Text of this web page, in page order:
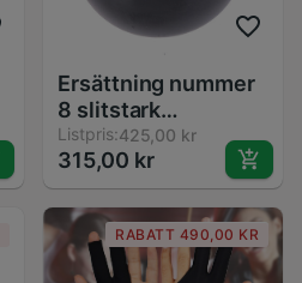
Ersättning nummer
8 slitstark
köverktygsträning
sport biljardboll
nybörjare normal
standard biljardbord
inomhus tillbehör
harts
Listpris:425,00 kr
315,00 kr
RABATT 490,00 KR